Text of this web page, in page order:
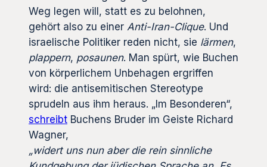
Weg legen will, statt es zu belohnen,
gehört also zu einer Anti-Iran-Clique. Und
israelische Politiker reden nicht, sie lärmen,
plappern, posaunen. Man spürt, wie Buchen
von körperlichem Unbehagen ergriffen
wird: die antisemitischen Stereotype
sprudeln aus ihm heraus. „Im Besonderen“,
schreibt Buchens Bruder im Geiste Richard
Wagner,
„widert uns nun aber die rein sinnliche